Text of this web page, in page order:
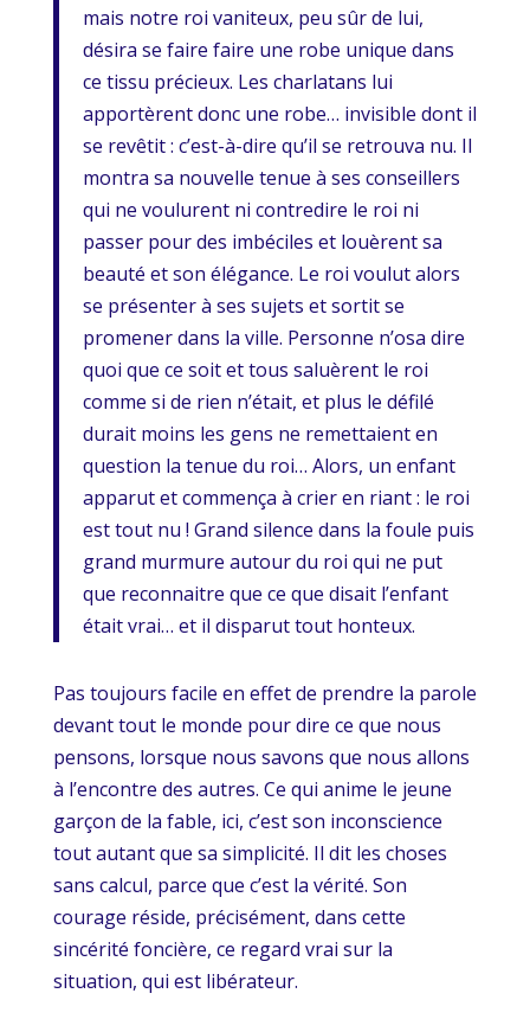
mais notre roi vaniteux, peu sûr de lui,
désira se faire faire une robe unique dans
ce tissu précieux. Les charlatans lui
apportèrent donc une robe… invisible dont il
se revêtit : c’est-à-dire qu’il se retrouva nu. Il
montra sa nouvelle tenue à ses conseillers
qui ne voulurent ni contredire le roi ni
passer pour des imbéciles et louèrent sa
beauté et son élégance. Le roi voulut alors
se présenter à ses sujets et sortit se
promener dans la ville. Personne n’osa dire
quoi que ce soit et tous saluèrent le roi
comme si de rien n’était, et plus le défilé
durait moins les gens ne remettaient en
question la tenue du roi… Alors, un enfant
apparut et commença à crier en riant : le roi
est tout nu ! Grand silence dans la foule puis
grand murmure autour du roi qui ne put
que reconnaitre que ce que disait l’enfant
était vrai… et il disparut tout honteux.
Pas toujours facile en effet de prendre la parole
devant tout le monde pour dire ce que nous
pensons, lorsque nous savons que nous allons
à l’encontre des autres. Ce qui anime le jeune
garçon de la fable, ici, c’est son inconscience
tout autant que sa simplicité. Il dit les choses
sans calcul, parce que c’est la vérité. Son
courage réside, précisément, dans cette
sincérité foncière, ce regard vrai sur la
situation, qui est libérateur.